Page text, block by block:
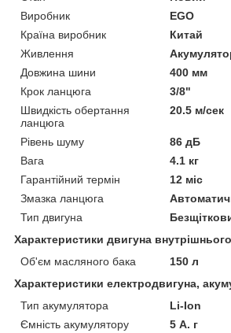
Виробник
EGO
Країна виробник
Китай
Живлення
Довжина шини
400 мм
Крок ланцюга
3/8"
Швидкість обертання
ланцюга
20.5 м/сек
Рівень шуму
86 дБ
Вага
4.1 кг
Гарантійний термін
12 міс
Змазка ланцюга
Тип двигуна
Характеристики двигуна
Об'єм масляного бака
150 л
Характеристики електродвигуна,
Тип акумулятора
Li-Ion
Ємність акумулятору
5 А. г